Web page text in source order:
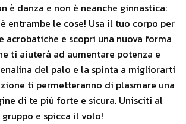
è danza e non è neanche ginnastica:
entrambe le cose! Usa il tuo corpo per
acrobatiche e scopri una nuova forma
ti aiuterà ad aumentare potenza e
del palo e la spinta a migliorarti
ti permetteranno di plasmare una
di te più forte e sicura. Unisciti al
gruppo e spicca il volo!